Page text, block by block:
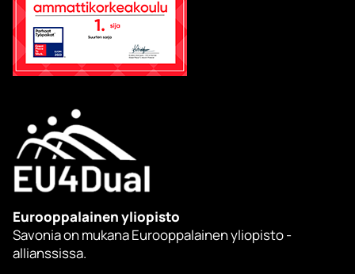
Eurooppalainen yliopisto
Savonia on mukana Eurooppalainen yliopisto -
allianssissa.